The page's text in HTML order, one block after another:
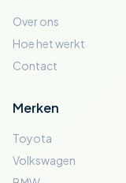
Over ons
Hoe het werkt
Contact
Merken
Toyota
Volkswagen